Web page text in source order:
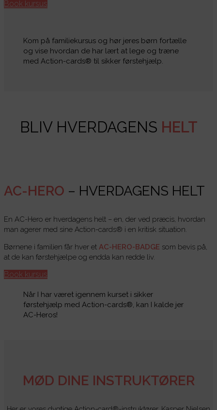
Book kursus
Kom på familiekursus og hør jeres børn fortælle
og vise hvordan de har lært at lege og træne
med Action-cards® til sikker førstehjælp.
BLIV HVERDAGENS HELT
AC-HERO – HVERDAGENS HELT
En AC-Hero er hverdagens helt – en, der ved præcis, hvordan
man agerer med sine Action-cards® i en kritisk situation.
Børnene i familien får hver et AC-HERO-BADGE som bevis på,
at de kan førstehjælpe og endda kan redde liv.
Book kursus
Når I har været igennem kurset i sikker
førstehjælp med Action-cards®, kan I kalde jer
AC-Heros!
MØD DINE INSTRUKTØRER